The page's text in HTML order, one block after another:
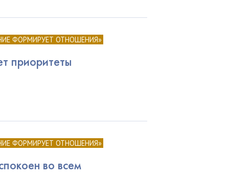
ФОРМИРУЕТ ОТНОШЕНИЯ»
приоритеты
ФОРМИРУЕТ ОТНОШЕНИЯ»
во всем